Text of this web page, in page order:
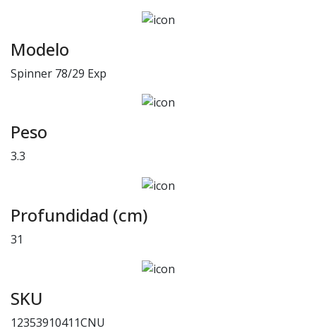
Modelo
Spinner 78/29 Exp
Peso
3.3
Profundidad (cm)
31
SKU
12353910411CNU